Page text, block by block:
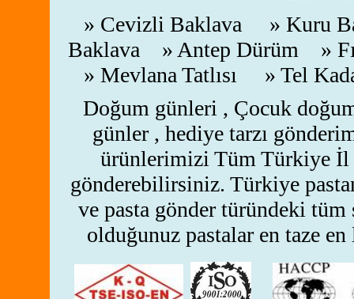
» Cevizli Baklava » Kuru
Baklava » Antep Dürüm »
» Mevlana Tatlısı » Tel
Doğum günleri , Çocuk
günler , hediye tarzı
ürünlerimizi Tüm Türkiye İl
gönderebilirsiniz. Türkiye
ve pasta gönder türündeki
olduğunuz pastalar en taze